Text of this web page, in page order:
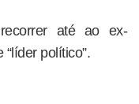
até ao ex-
político”.